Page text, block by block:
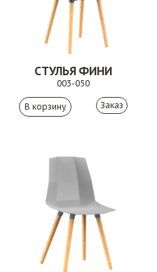
СТУЛЬЯ ФИНИ
003-050
Заказ